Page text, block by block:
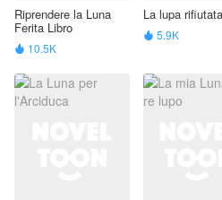
Riprendere la Luna
Ferita Libro
 10.5K
La lupa rifiutata
 5.9K